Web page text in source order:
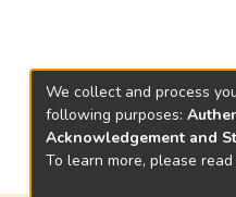
We collect and process
following purposes:
Acknowledgement and
To learn more, please